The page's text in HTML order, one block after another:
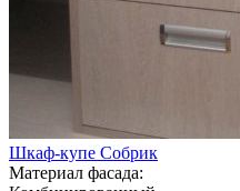
Шкаф-купе Собрик
Материал фасада: